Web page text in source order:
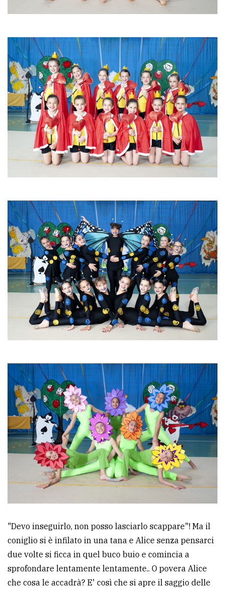
"Devo inseguirlo, non posso lasciarlo scappare"! Ma il
coniglio si è infilato in una tana e Alice senza pensarci
due volte si ficca in quel buco buio e comincia a
sprofondare lentamente lentamente.. O povera Alice
che cosa le accadrà? E' così che si apre il saggio delle